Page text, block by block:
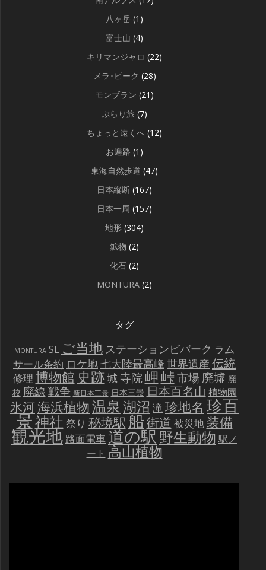
八ヶ岳 (1)
富士山 (4)
キリマンジャロ (22)
メラ･ピーク (28)
モンブラン (21)
ぶらり旅 (7)
ちょっと遠くへ (12)
お遍路 (1)
東海自然歩道 (47)
日本縦断 (167)
日本一周 (157)
地形 (304)
鉱物 (2)
化石 (2)
MONTURA (2)
タグ
MONTURA SL ご当地 ステーションビバーク ラム
サール条約 ロケ地七大陸最高峰 世界遺産 伝統
修理 博物館 史跡城寺院岬峠市場 廃墟 廃
校 廃線戦争 新日本三景 日本三景 日本百名山 植物園
氷河海浜植物温泉湖沼 滝珍地名 珍百
景神社 祭り 秘境駅船街道 被災地 装備
観光地 路面電車道の駅野生動物 駅ノ
ート 高山植物